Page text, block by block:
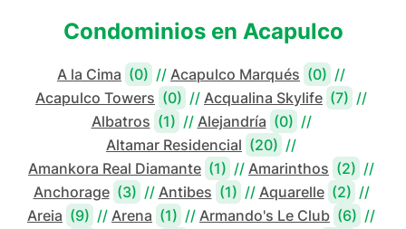
Condominios en Acapulco
A la Cima (0) // Acapulco Marqués (0) //
Acapulco Towers (0) // Acqualina Skylife (7) //
Albatros (1) // Alejandría (0) //
Altamar Residencial (20) //
Amankora Real Diamante (1) // Amarinthos (2) //
Anchorage (3) // Antibes (1) // Aquarelle (2) //
Areia (9) // Arena (1) // Armando's Le Club (6) //